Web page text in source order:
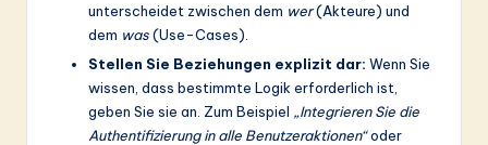
unterscheidet zwischen dem wer(Akteure) und
dem was(Use-Cases).
Stellen Sie Beziehungen explizit dar: Wenn Sie
wissen, dass bestimmte Logik erforderlich ist,
geben Sie sie an. Zum Beispiel „Integrieren Sie die
Authentifizierung in alle Benutzeraktionen“oder